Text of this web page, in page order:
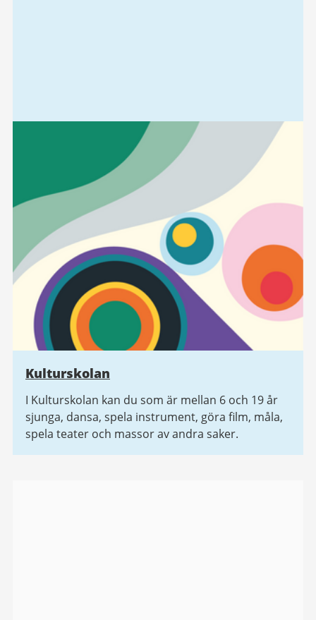
Kulturskolan
I Kulturskolan kan du som är mellan 6 och 19 år
sjunga, dansa, spela instrument, göra film, måla,
spela teater och massor av andra saker.